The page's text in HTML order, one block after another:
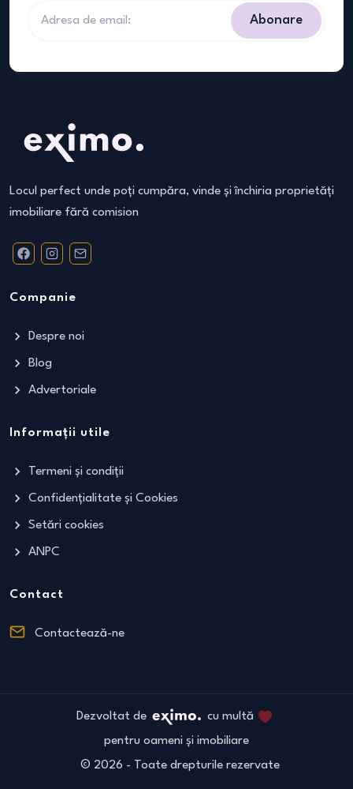
Abonare
Locul perfect unde poți cumpăra, vinde și închiria proprietăți
imobiliare fără comision
Companie
Despre noi
Blog
Advertoriale
Informații utile
Termeni și condiții
Confidențialitate și Cookies
Setări cookies
ANPC
Contact
Contactează-ne
Dezvoltat de
cu multă
pentru oameni și imobiliare
© 2026 - Toate drepturile rezervate